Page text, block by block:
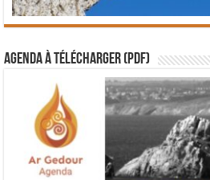
Agenda à télécharger (PDF)